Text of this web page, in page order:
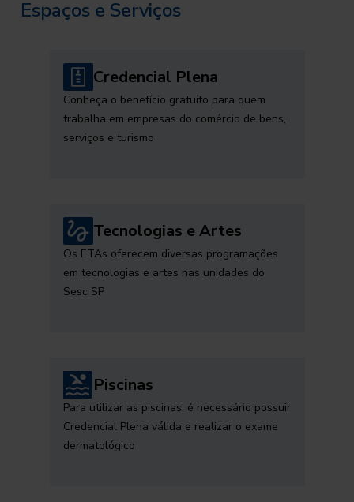
Espaços e Serviços
Credencial Plena
Conheça o benefício gratuito para quem
trabalha em empresas do comércio de bens,
serviços e turismo
Tecnologias e Artes
Os ETAs oferecem diversas programações
em tecnologias e artes nas unidades do
Sesc SP
Piscinas
Para utilizar as piscinas, é necessário possuir
Credencial Plena válida e realizar o exame
dermatológico